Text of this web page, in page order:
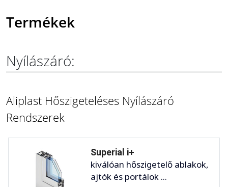
Termékek
Nyílászáró:
Aliplast Hőszigeteléses Nyílászáró
Rendszerek
Superial i+
kiválóan hőszigetelő ablakok,
ajtók és portálok ...